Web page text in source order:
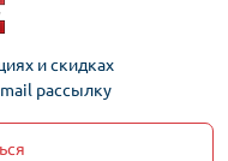
и скидках
рассылку